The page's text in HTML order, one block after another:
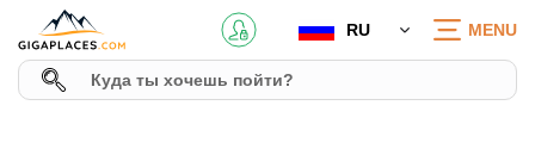
RU MENU